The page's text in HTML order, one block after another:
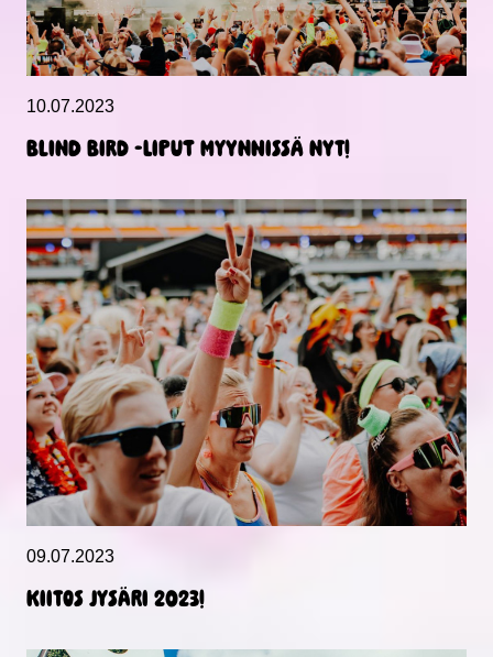
10.07.2023
Blind Bird -liput myynnissä nyt!
09.07.2023
KIITOS JYSÄRI 2023!